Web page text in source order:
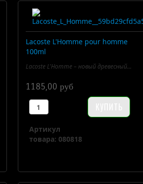
Lacoste L'Homme pour homme
100ml
Lacoste L'Homme – новый древесный...
1185,00 руб
Артикул
товара: 080818